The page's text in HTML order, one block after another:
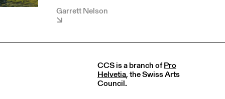
Garrett Nelson
CCS is a branch ofPro
Helvetia, the Swiss Arts
Council.